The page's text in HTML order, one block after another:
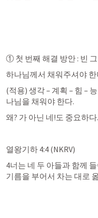
① 첫 번째 해결 방안 : 빈
하나님께서 채워주셔야 한
(적용) 생각 – 계획 – 힘 –
나님을 채워야 한다.
왜? 가 아닌 네!도 중요하
열왕기하 4:4 (NKRV)
4너는 네 두 아들과 함께
기름을 부어서 차는 대로